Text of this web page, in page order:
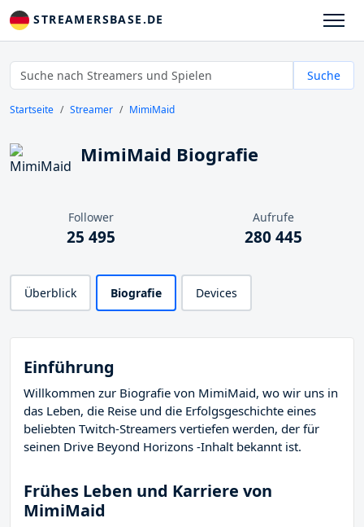
STREAMERSBASE.DE
Suche
Startseite Streamer MimiMaid
MimiMaid Biografie
Follower
25 495
Aufrufe
280 445
Überblick Biografie Devices
Einführung
Willkommen zur Biografie von MimiMaid, wo wir uns in
das Leben, die Reise und die Erfolgsgeschichte eines
beliebten Twitch-Streamers vertiefen werden, der für
seinen Drive Beyond Horizons -Inhalt bekannt ist.
Frühes Leben und Karriere von
MimiMaid